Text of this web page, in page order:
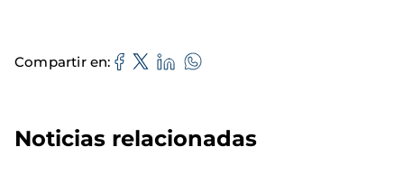
Compartir en
Noticias relacionadas